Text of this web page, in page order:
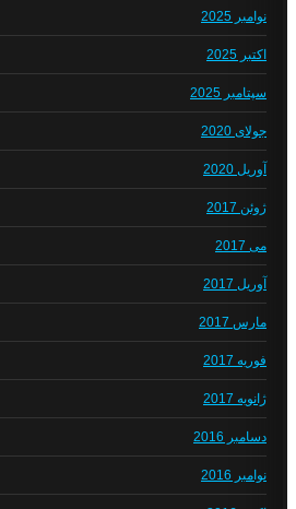
نوامبر 2025
اکتبر 2025
سپتامبر 2025
جولای 2020
آوریل 2020
ژوئن 2017
می 2017
آوریل 2017
مارس 2017
فوریه 2017
ژانویه 2017
دسامبر 2016
نوامبر 2016